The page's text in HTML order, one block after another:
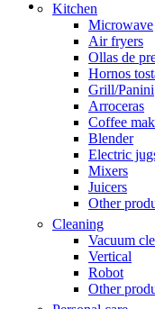
Kitchen
Microwave
Air fryers
Ollas de
Hornos
Grill/Panini
Arroceras
Coffee
Blender
Electric
Mixers
Juicers
Other
Cleaning
Vacuum
Vertical
Robot
Other